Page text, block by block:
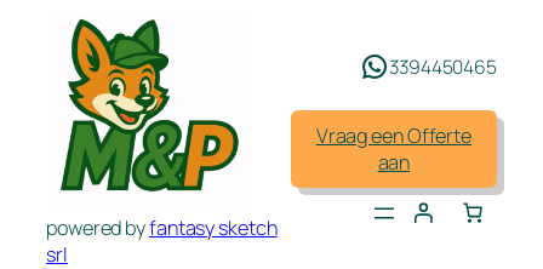
powered byfantasy sketch
srl
3394450465
Vraag een Offerte
aan